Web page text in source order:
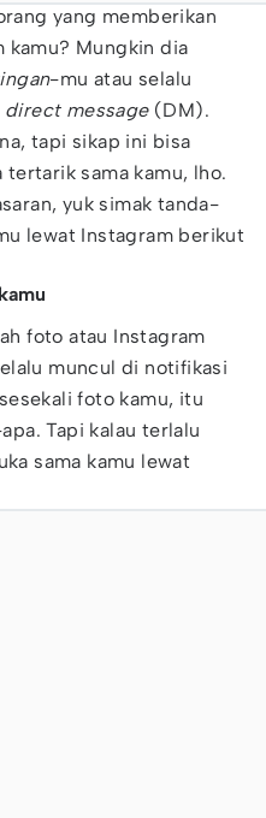
yang memberikan
kamu? Mungkin dia
-mu atau selalu
direct message(DM).
tapi sikap ini bisa
sama kamu, lho.
yuk simak tanda-
lewat Instagram berikut
foto atau Instagram
muncul di notifikasi
foto kamu, itu
Tapi kalau terlalu
sama kamu lewat